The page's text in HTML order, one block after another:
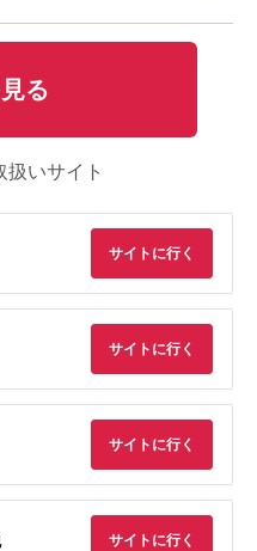
る
扱いサイト
サイトに行く
サイトに行く
サイトに行く
サイトに行く